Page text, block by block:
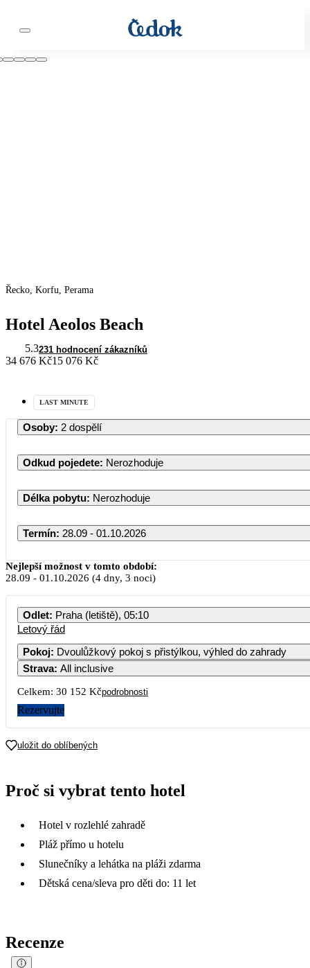
Řecko, Korfu, Perama
Hotel Aeolos Beach
5.3231 hodnocení zákazníků
34 676 Kč15 076 Kč
LAST MINUTE
Osoby: 2 dospělí
Odkud pojedete: Nerozhoduje
Délka pobytu: Nerozhoduje
Termín: 28.09 - 01.10.2026
Nejlepší možnost v tomto období:
28.09 - 01.10.2026 (4 dny, 3 noci)
Odlet: Praha (letiště), 05:10
Letový řád
Pokoj: Dvoulůžkový pokoj s přistýlkou, výhled do zahrady
Strava: All inclusive
Celkem: 30 152 Kčpodrobnosti
Rezervujte
uložit do oblíbených
Proč si vybrat tento hotel
Hotel v rozlehlé zahradě
Pláž přímo u hotelu
Slunečníky a lehátka na pláži zdarma
Dětská cena/sleva pro děti do: 11 let
Recenze